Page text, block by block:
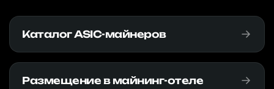
Каталог ASIC-майнеров
Размещение в майнинг-отеле